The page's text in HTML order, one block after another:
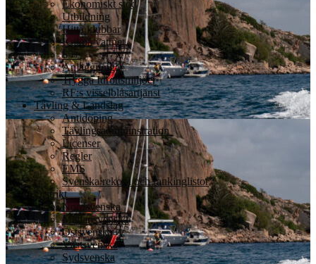
Ekonomiskt stöd
Utbildning
Hitta klubbar
Kul på vattnet
65+
Anläggningar
Trygga Idrottsmiljöer
RF:s visselblåsartjänst
Tävling & Landslag
Antidoping
Tävlingsadmininstration
Licenser
Regler
EMS
Svenska rekord och rankinglistor
Distrikt
Nordsvenska
Mellansvenska
Östsvenska
Västsvenska
Sydsvenska